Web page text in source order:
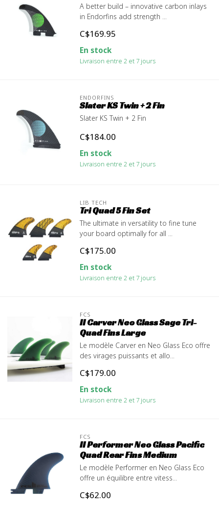
A better build – innovative carbon inlays
in Endorfins add strength ...
C$169.95
En stock
Livraison entre 2 et 7 jours
ENDORFINS
Slater KS Twin + 2 Fin
Slater KS Twin + 2 Fin
C$184.00
En stock
Livraison entre 2 et 7 jours
LIB TECH
Tri Quad 5 Fin Set
The ultimate in versatility to fine tune
your board optimally for all ...
C$175.00
En stock
Livraison entre 2 et 7 jours
FCS
II Carver Neo Glass Sage Tri-
Quad Fins Large
Le modèle Carver en Neo Glass Eco offre
des virages puissants et allo...
C$179.00
En stock
Livraison entre 2 et 7 jours
FCS
II Performer Neo Glass Pacific
Quad Rear Fins Medium
Le modèle Performer en Neo Glass Eco
offre un équilibre entre vitess...
C$62.00